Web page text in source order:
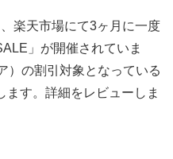
楽天市場にて3ヶ月に一度
」が開催されていま
）の割引対象となっている
す。詳細をレビューしま